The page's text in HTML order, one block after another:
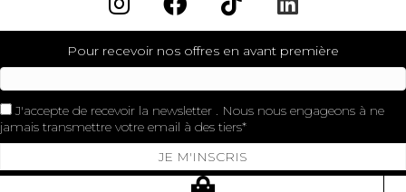
Pour recevoir nos offres en avant première
J'accepte de recevoir la newsletter . Nous nous engageons à ne
jamais transmettre votre email à des tiers
JE M'INSCRIS